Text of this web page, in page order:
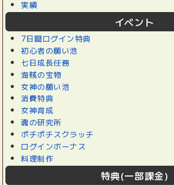
実績
イベント
7日間ログイン特典
初心者の願い池
七日成長任務
海賊の宝物
女神の願い池
消費特典
女神育成
魂の研究所
ポチポチスクラッチ
ログインボーナス
料理制作
特典(一部課金)